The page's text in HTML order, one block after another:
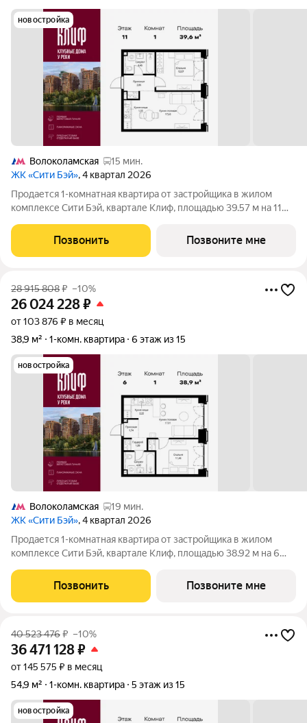
новостройка
Волоколамская
15 мин.
ЖК «Сити Бэй», 4 квартал 2026
Продается 1-комнатная квартира от застройщика в жилом
комплексе Сити Бэй, квартале Клиф, площадью 39.57 м на 11
пять Клубных домов на первой линии озелененной
набережной Реки Москвы. Со
Позвонить Позвоните мне
28 915 808₽ –10%
26 024 228₽
от 103 876 ₽ в месяц
38,9 м²
1-комн. квартира 6 этаж из 15
новостройка
Волоколамская
19 мин.
ЖК «Сити Бэй», 4 квартал 2026
Продается 1-комнатная квартира от застройщика в жилом
комплексе Сити Бэй, квартале Клиф, площадью 38.92 м на 6
пять Клубных домов на первой линии озелененной
набережной Реки Москвы. Со
Позвонить Позвоните мне
40 523 476₽ –10%
36 471 128₽
от 145 575 ₽ в месяц
54,9 м²
1-комн. квартира 5 этаж из 15
новостройка